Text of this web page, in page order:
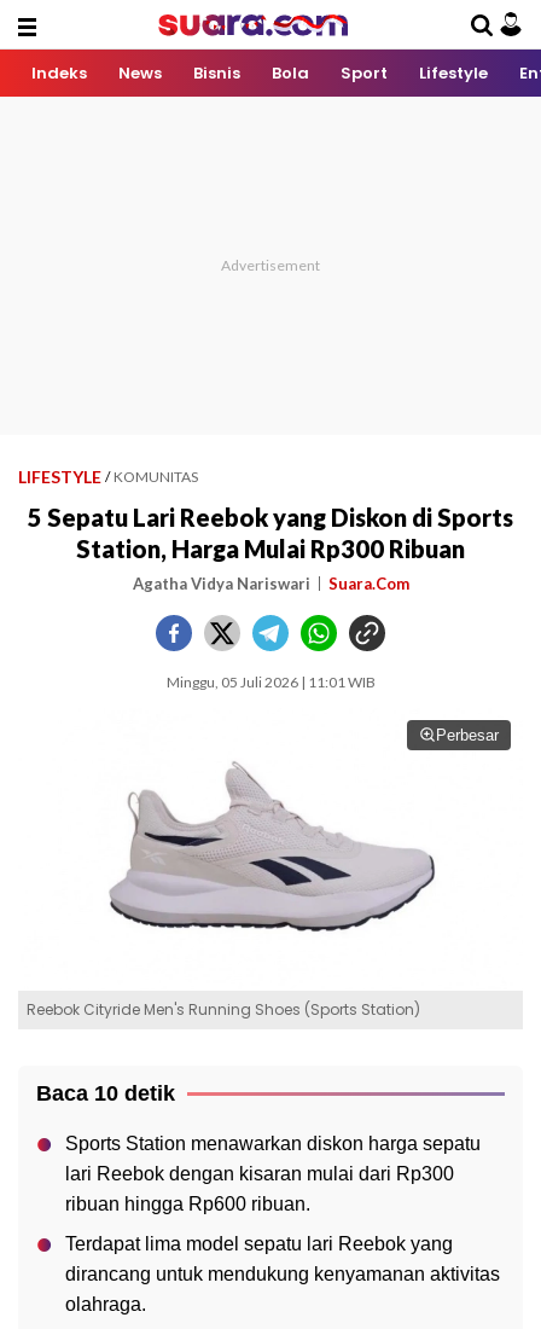
Indeks News Bisnis Bola Sport Lifestyle
LIFESTYLE / KOMUNITAS
5 Sepatu Lari Reebok yang Diskon di Sports
Station, Harga Mulai Rp300 Ribuan
Agatha Vidya Nariswari Suara.Com
Minggu, 05 Juli 2026 | 11:01 WIB
Perbesar
Reebok Cityride Men's Running Shoes (Sports Station)
Baca 10 detik
Sports Station menawarkan diskon harga sepatu
lari Reebok dengan kisaran mulai dari Rp300
ribuan hingga Rp600 ribuan.
Terdapat lima model sepatu lari Reebok yang
dirancang untuk mendukung kenyamanan aktivitas
olahraga.